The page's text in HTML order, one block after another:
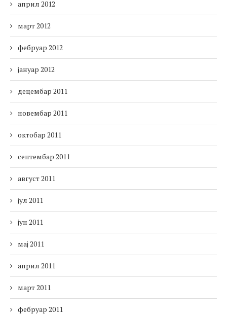
април 2012
март 2012
фебруар 2012
јануар 2012
децембар 2011
новембар 2011
октобар 2011
септембар 2011
август 2011
јул 2011
јун 2011
мај 2011
април 2011
март 2011
фебруар 2011